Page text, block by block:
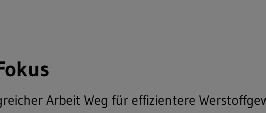
Arbeit Weg für effizientere